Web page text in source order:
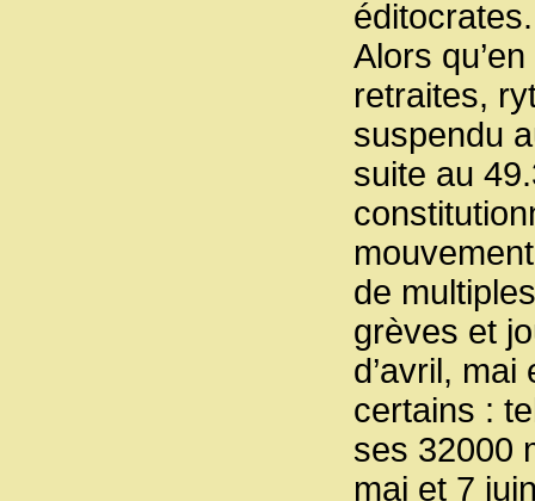
Alors
retraites,
suspendu
suite au
de
grèves et
d’avril,
certains :
ses 32000
mai et 7